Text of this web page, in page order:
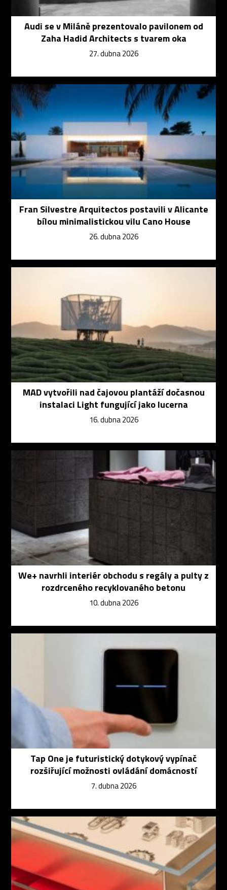
Audi se v Miláně prezentovalo pavilonem od
Zaha Hadid Architects s tvarem oka
27. dubna 2026
Fran Silvestre Arquitectos postavili v Alicante
bílou minimalistickou vilu Cano House
26. dubna 2026
MAD vytvořili nad čajovou plantáží dočasnou
instalaci Light fungující jako lucerna
16. dubna 2026
We+ navrhli interiér obchodu s regály a pulty z
rozdrceného recyklovaného betonu
10. dubna 2026
Tap One je futuristický dotykový vypínač
rozšiřující možnosti ovládání domácností
7. dubna 2026